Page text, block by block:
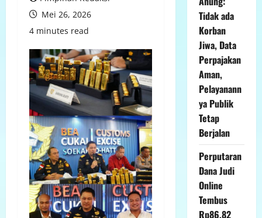
Mei 26, 2026
4 minutes read
Tidak ada
Korban
Jiwa, Data
Perpajakan
Aman,
Pelayanann
ya Publik
Tetap
Berjalan
Perputaran
Dana Judi
Online
Tembus
Rp86,82